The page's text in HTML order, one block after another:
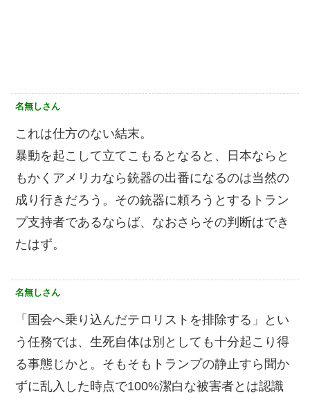
名無しさん
これは仕方のない結末。
暴動を起こして立てこもるとなると、日本ならと
もかくアメリカなら銃器の出番になるのは当然の
成り行きだろう。その銃器に頼ろうとするトラン
プ支持者であるならば、なおさらその判断はでき
たはず。
名無しさん
「国会へ乗り込んだテロリストを排除する」とい
う任務では、生死自体は別としても十分起こり得
る事態じかと。そもそもトランプの静止すら聞か
ずに乱入した時点で100%潔白な被害者とは認識